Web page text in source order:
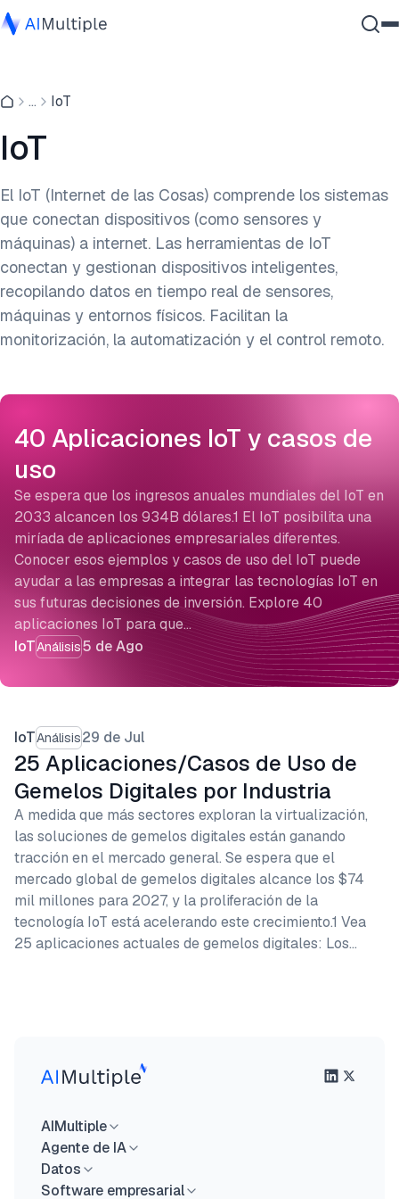
Ciberseguridad
Software empresarial
Contáctanos
... IoT
IoT
El IoT (Internet de las Cosas) comprende los sistemas
que conectan dispositivos (como sensores y
máquinas) a internet. Las herramientas de IoT
conectan y gestionan dispositivos inteligentes,
recopilando datos en tiempo real de sensores,
máquinas y entornos físicos. Facilitan la
monitorización, la automatización y el control remoto.
40 Aplicaciones IoT y casos de
uso
IoTAnálisis5 de Ago
Se espera que los ingresos anuales mundiales del IoT en
2033 alcancen los 934B dólares.1 El IoT posibilita una
miríada de aplicaciones empresariales diferentes.
Conocer esos ejemplos y casos de uso del IoT puede
ayudar a las empresas a integrar las tecnologías IoT en
sus futuras decisiones de inversión. Explore 40
aplicaciones IoT para que…
IoTAnálisis29 de Jul
25 Aplicaciones/Casos de Uso de
Gemelos Digitales por Industria
A medida que más sectores exploran la virtualización,
las soluciones de gemelos digitales están ganando
tracción en el mercado general. Se espera que el
mercado global de gemelos digitales alcance los $74
mil millones para 2027, y la proliferación de la
tecnología IoT está acelerando este crecimiento.1 Vea
25 aplicaciones actuales de gemelos digitales: Los…
AIMultiple
Agente de IA
Datos
Software empresarial